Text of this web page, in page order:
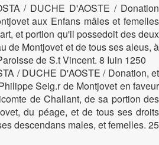
/ DUCHE D'AOSTE / Donation
aux Enfans mâles et femelles
et portion qu'il possedoit des deux
de Montjovet et de tous ses aleus, à
de S.t Vincent. 8 Iuin 1250
/ DUCHE D'AOSTE / Donation, et
Seig.r de Montjovet en faveur
de Challant, de sa portion des
du péage, et de tous ses droits
descendans males, et femelles. 25